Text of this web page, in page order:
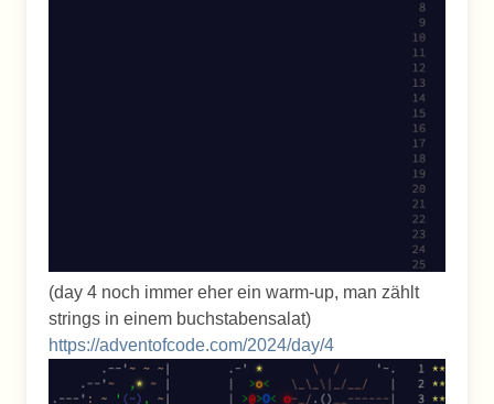
(day 4 noch immer eher ein warm-up, man zählt
strings in einem buchstabensalat)
https://adventofcode.com/2024/day/4